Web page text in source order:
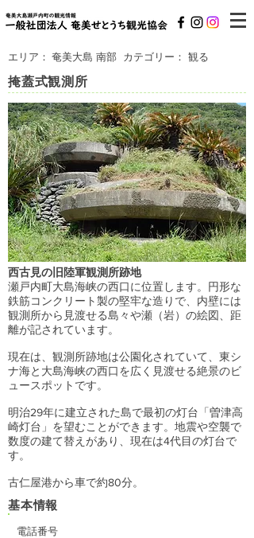
エリア： 奄美大島 南部 カテゴリー： 観る
掩蓋式観測所
西古見の旧陸軍観測所跡地
瀬戸内町大島海峡の西口に位置します。円形な
鉄筋コンクリート製の堅牢な造りで、内壁には
観測所から見渡せる島々や瀬（岩）の絵図、距
離が記されています。
現在は、観測所跡地は公園化されていて、東シ
ナ海と大島海峡の西口を広く見渡せる絶景のビ
ュースポットです。
明治29年に建立された島で最初の灯台「曽津高
崎灯台」を望むことができます。地震や空襲で
数度の建て替えがあり、現在は4代目の灯台で
す。
古仁屋港から車で約80分。
基本情報
電話番号